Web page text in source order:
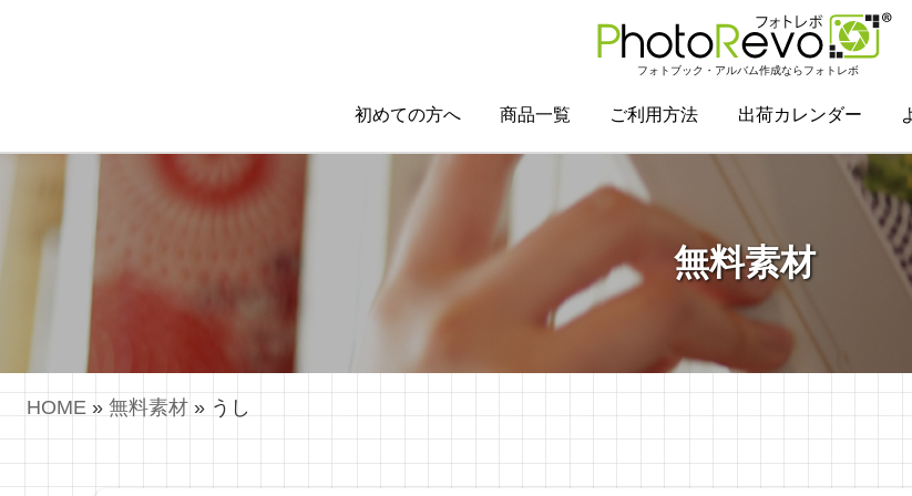
フォトブック・アルバム作成ならフォトレボ
初めての方へ 商品一覧 ご利用方法 出荷カレンダー
無料素材
HOME » 無料素材 » うし